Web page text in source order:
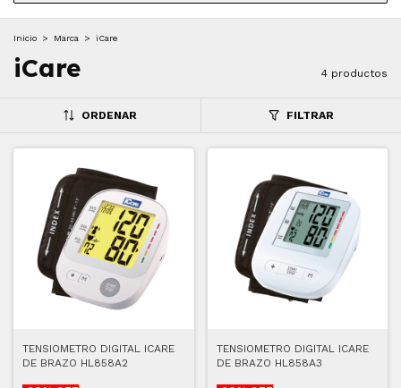
Inicio > Marca > iCare
iCare 4 productos
ORDENAR FILTRAR
TENSIOMETRO DIGITAL ICARE
DE BRAZO HL858A2
TENSIOMETRO DIGITAL ICARE
DE BRAZO HL858A3